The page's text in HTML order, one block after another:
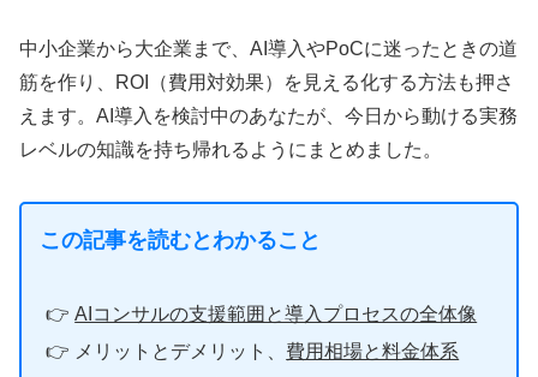
中小企業から大企業まで、AI導入やPoCに迷ったときの道
筋を作り、ROI（費用対効果）を見える化する方法も押さ
えます。AI導入を検討中のあなたが、今日から動ける実務
レベルの知識を持ち帰れるようにまとめました。
この記事を読むとわかること
AIコンサルの支援範囲と導入プロセスの全体像
メリットとデメリット、 費用相場と料金体系